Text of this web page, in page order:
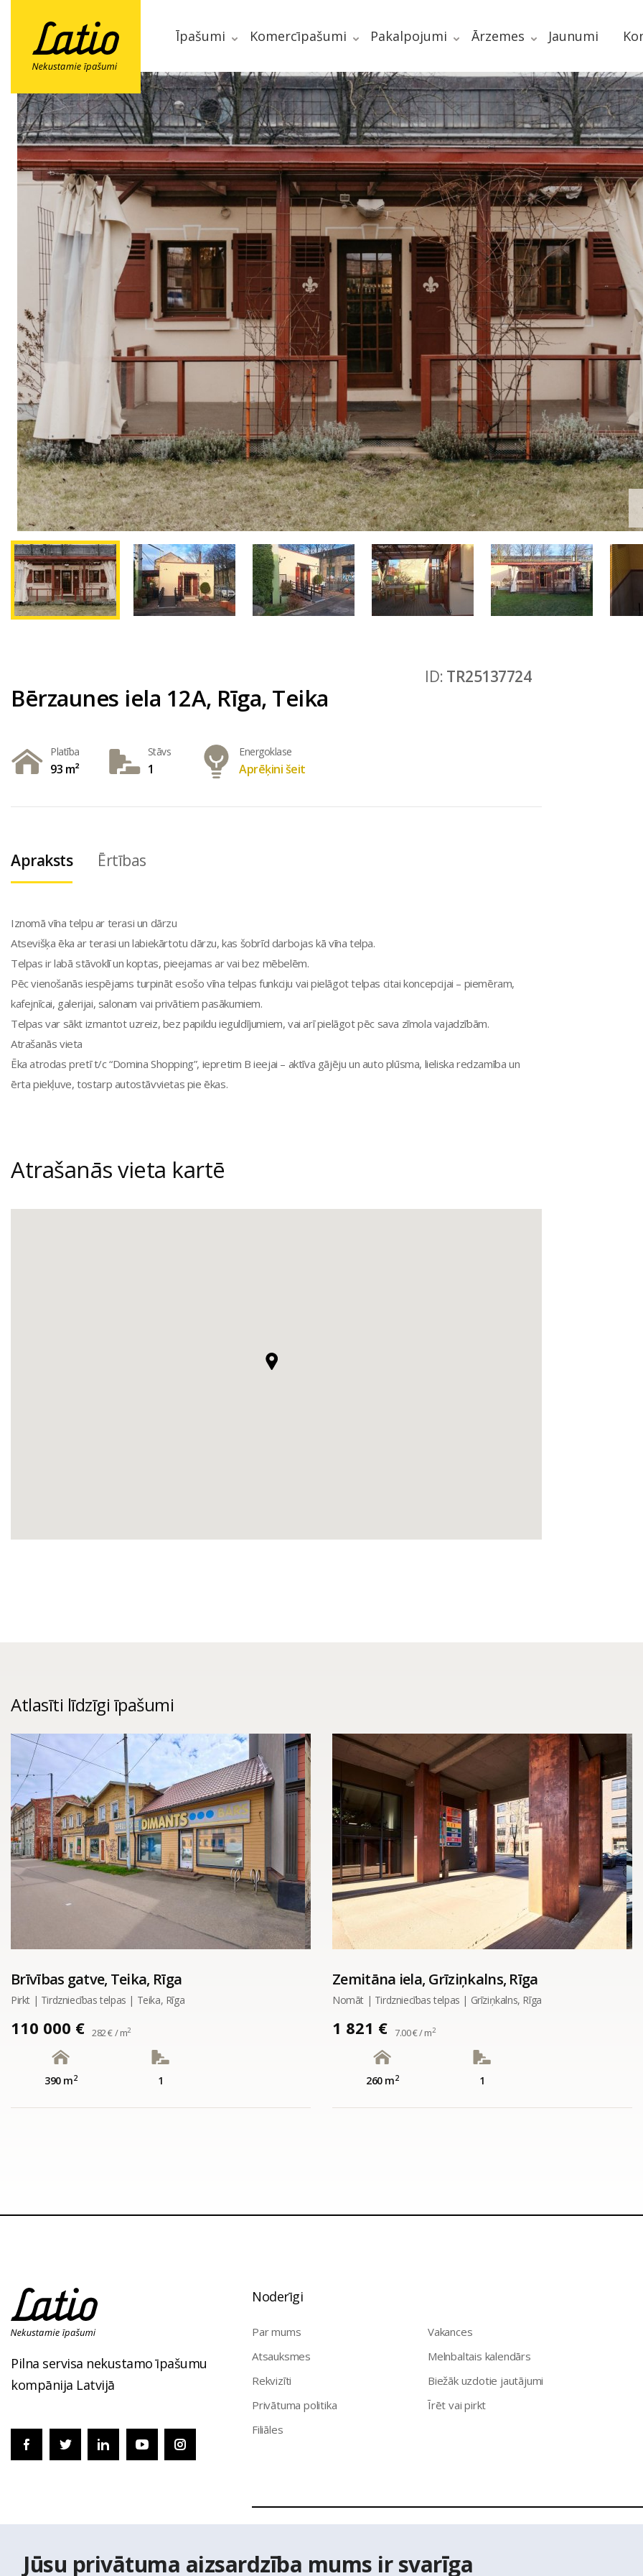
Jūsu privātuma aizsardzība mums ir svarīga
Īpašumi Komercīpašumi Pakalpojumi Ārzemes Jaunumi
ID: TR25137724
Bērzaunes iela 12A, Rīga, Teika
Platība
93 m²
Stāvs
1
Energoklase
Aprēķini šeit
Apraksts Ērtības
Iznomā vīna telpu ar terasi un dārzu
Atsevišķa ēka ar terasi un labiekārtotu dārzu, kas šobrīd darbojas kā vīna telpa.
Telpas ir labā stāvoklī un koptas, pieejamas ar vai bez mēbelēm.
Pēc vienošanās iespējams turpināt esošo vīna telpas funkciju vai pielāgot telpas citai koncepcijai – piemēram,
kafejnīcai, galerijai, salonam vai privātiem pasākumiem.
Telpas var sākt izmantot uzreiz, bez papildu ieguldījumiem, vai arī pielāgot pēc sava zīmola vajadzībām.
Atrašanās vieta
Ēka atrodas pretī t/c “Domina Shopping”, iepretim B ieejai – aktīva gājēju un auto plūsma, lieliska redzamība un
ērta piekļuve, tostarp autostāvvietas pie ēkas.
Atrašanās vieta kartē
Atlasīti līdzīgi īpašumi
Brīvības gatve, Teika, Rīga
Pirkt | Tirdzniecības telpas | Teika, Rīga
110 000 € 282 € / m2
390 m2 1
Zemitāna iela, Grīziņkalns, Rīga
Nomāt | Tirdzniecības telpas | Grīziņkalns, Rīga
1 821 € 7.00 € / m2
260 m2 1
Pilna servisa nekustamo īpašumu
kompānija Latvijā
Noderīgi
Par mums
Atsauksmes
Rekvizīti
Privātuma politika
Filiāles
Vakances
Melnbaltais kalendārs
Biežāk uzdotie jautājumi
Īrēt vai pirkt
© Nekustamo īpašumu aģentūra Latio. Aizliegta informācijas pārpublicēšana
izmantoti Valsts Adrešu reģistra Adrešu klasifikatora dati,